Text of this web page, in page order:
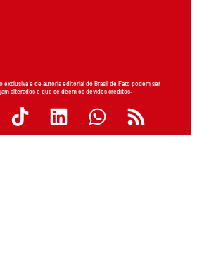
exclusiva e de autoria editorial do Brasil de Fato podem ser
alterados e que se deem os devidos créditos.